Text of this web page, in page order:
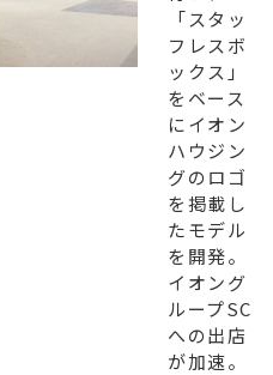
「スタッ
フレスボ
ックス」
をベース
にイオン
ハウジン
グのロゴ
を掲載し
たモデル
を開発。
イオング
ループSC
への出店
が加速。